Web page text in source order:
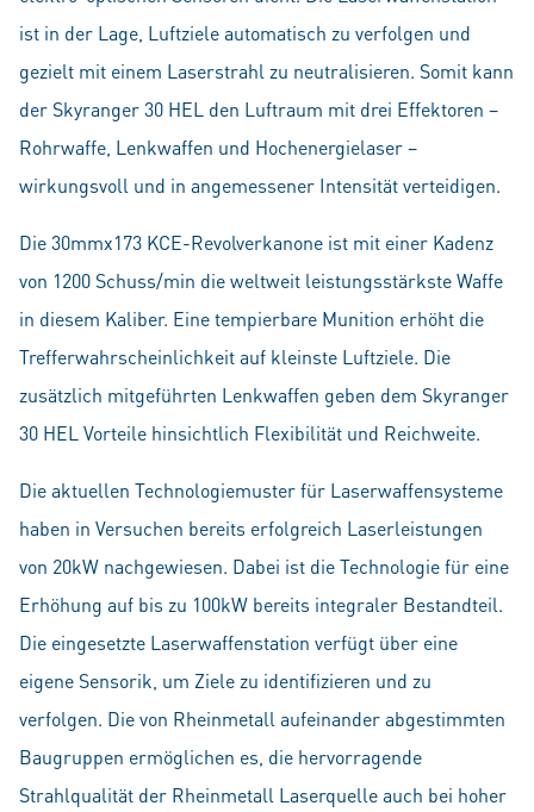
ist in der Lage, Luftziele automatisch zu verfolgen und
gezielt mit einem Laserstrahl zu neutralisieren. Somit kann
der Skyranger 30 HEL den Luftraum mit drei Effektoren –
Rohrwaffe, Lenkwaffen und Hochenergielaser –
wirkungsvoll und in angemessener Intensität verteidigen.
Die 30mmx173 KCE-Revolverkanone ist mit einer Kadenz
von 1200 Schuss/min die weltweit leistungsstärkste Waffe
in diesem Kaliber. Eine tempierbare Munition erhöht die
Trefferwahrscheinlichkeit auf kleinste Luftziele. Die
zusätzlich mitgeführten Lenkwaffen geben dem Skyranger
30 HEL Vorteile hinsichtlich Flexibilität und Reichweite.
Die aktuellen Technologiemuster für Laserwaffensysteme
haben in Versuchen bereits erfolgreich Laserleistungen
von 20kW nachgewiesen. Dabei ist die Technologie für eine
Erhöhung auf bis zu 100kW bereits integraler Bestandteil.
Die eingesetzte Laserwaffenstation verfügt über eine
eigene Sensorik, um Ziele zu identifizieren und zu
verfolgen. Die von Rheinmetall aufeinander abgestimmten
Baugruppen ermöglichen es, die hervorragende
Strahlqualität der Rheinmetall Laserquelle auch bei hoher